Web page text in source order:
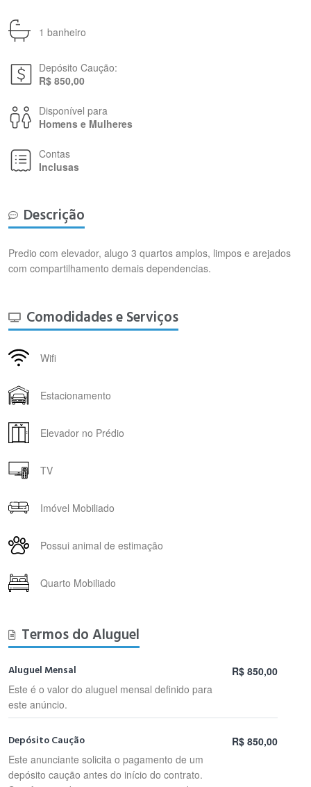
1 banheiro
Depósito Caução:
R$ 850,00
Disponível para
Homens e Mulheres
Contas
Inclusas
Descrição
Predio com elevador, alugo 3 quartos amplos, limpos e arejados
com compartilhamento demais dependencias.
Comodidades e Serviços
Wifi
Estacionamento
Elevador no Prédio
TV
Imóvel Mobiliado
Possui animal de estimação
Quarto Mobiliado
Termos do Aluguel
Aluguel Mensal
Este é o valor do aluguel mensal definido para
este anúncio.
R$ 850,00
Depósito Caução
Este anunciante solicita o pagamento de um
depósito caução antes do início do contrato.
R$ 850,00